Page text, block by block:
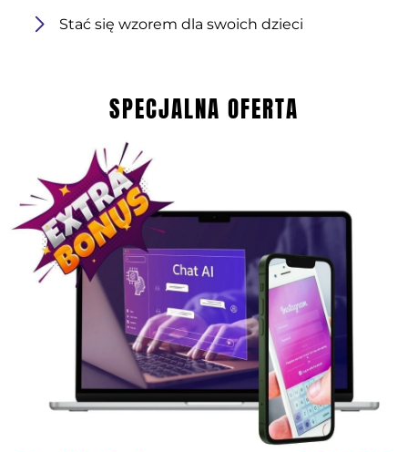
Stać się wzorem dla swoich dzieci
SPECJALNA OFERTA